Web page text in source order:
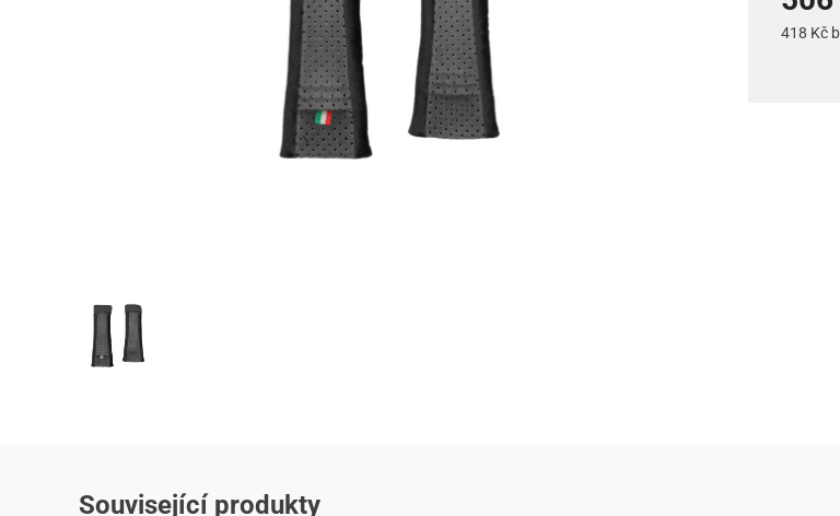
418 Kč
Související produkty